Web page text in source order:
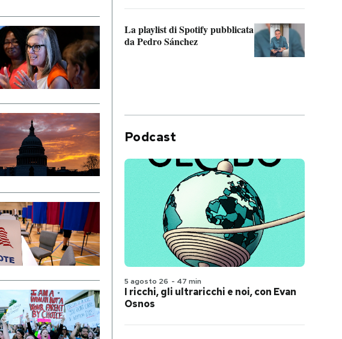
La playlist di Spotify pubblicata
da Pedro Sánchez
Podcast
5 agosto 26 - 47 min
I ricchi, gli ultraricchi e noi, con Evan
Osnos